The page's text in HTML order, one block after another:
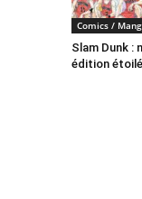
Comics /
Slam Dunk :
édition